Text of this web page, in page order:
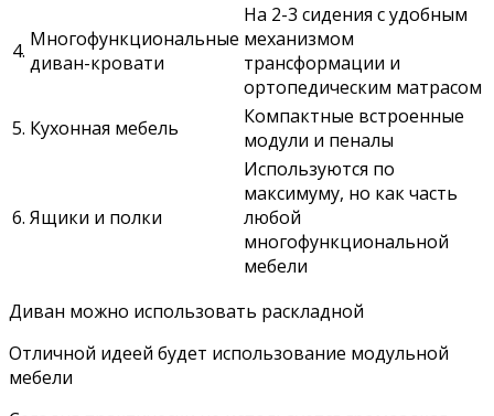
4. Многофункциональные
диван-кровати
На 2-3 сидения с удобным
механизмом
трансформации и
ортопедическим матрасом
5. Кухонная мебель
Компактные встроенные
модули и пеналы
6. Ящики и полки
Используются по
максимуму, но как часть
любой
многофункциональной
мебели
Диван можно использовать раскладной
Отличной идеей будет использование модульной
мебели